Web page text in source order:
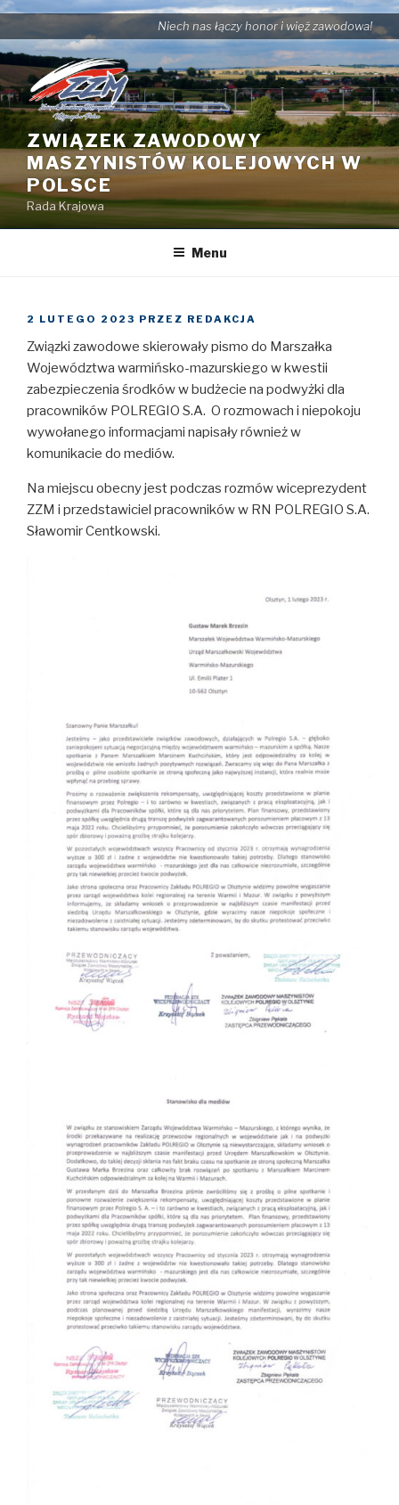
Przejdź
treści
Niech nas łączy honor i więź zawodowa!
ZWIĄZEK ZAWODOWY
MASZYNISTÓW KOLEJOWYCH W
POLSCE
Rada Krajowa
Menu
OPUBLIKOWANE
2 LUTEGO 2023 PRZEZ REDAKCJA
Związki zawodowe skierowały pismo do Marszałka
Województwa warmińsko-mazurskiego w kwestii
zabezpieczenia środków w budżecie na podwyżki dla
pracowników POLREGIO S.A. O rozmowach i niepokoju
wywołanego informacjami napisały również w
komunikacie do mediów.
Na miejscu obecny jest podczas rozmów wiceprezydent
ZZM i przedstawiciel pracowników w RN POLREGIO S.A.
Sławomir Centkowski.